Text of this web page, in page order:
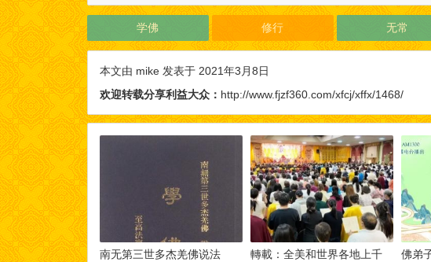
学佛 修行 无常
本文由 mike 发表于 2021年3月8日
欢迎转载分享利益大众： http://www.fjzf360.com/xfcj/xffx/1468/
南无第三世多杰羌佛说法
轉載：全美和世界各地上千
佛弟